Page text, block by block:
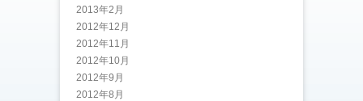
2013年2月
2012年12月
2012年11月
2012年10月
2012年9月
2012年8月